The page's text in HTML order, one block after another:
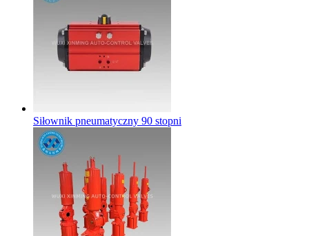
Siłownik pneumatyczny 90 stopni